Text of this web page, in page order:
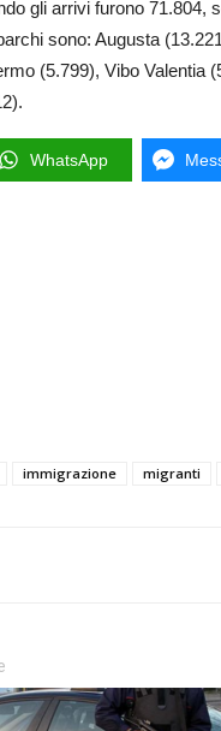
gli arrivi furono
sono: Augusta
(5.799), Vibo Valentia
WhatsApp
immigrazione migranti